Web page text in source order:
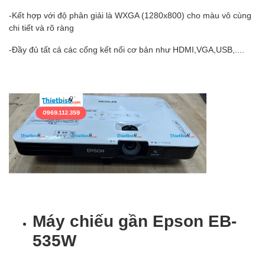
-Kết hợp với độ phân giải là WXGA (1280x800) cho màu vô cùng
chi tiết và rõ ràng
-Đầy đủ tất cả các cổng kết nối cơ bản như HDMI,VGA,USB,....
Máy chiếu gần Epson EB-
535W